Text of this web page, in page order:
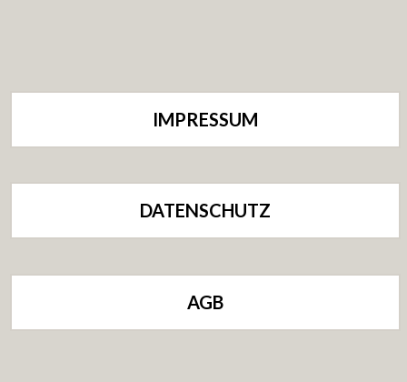
IMPRESSUM
DATENSCHUTZ
AGB